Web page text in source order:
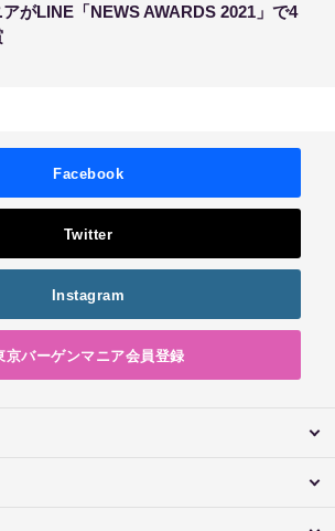
がLINE「NEWS AWARDS 2021」で4
Facebook
Twitter
Instagram
京バーゲンマニア会員登録